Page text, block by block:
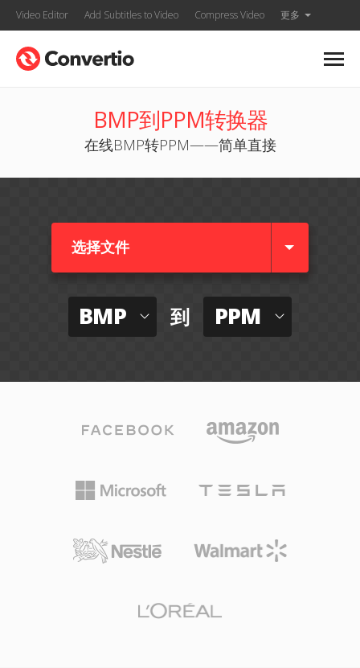
Video Editor Add Subtitles to Video Compress Video 更多
BMP到PPM转换器
在线BMP转PPM——简单直接
选择文件
BMP 到 PPM